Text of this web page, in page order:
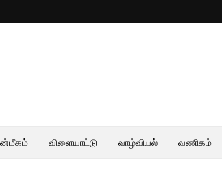
விளையாட்டு வாழ்வியல் வணிகம்